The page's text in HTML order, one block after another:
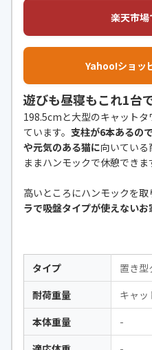
楽天市場
Yahoo!ショッ
遊びも昼寝もこれ1台
198.5cmと大型のキャット
ています。 支柱が6本あるの
や元気のある猫に向いている
ままハンモックで休憩できま
高いところにハンモックを取
ラで吸盤タイプが使えないお
タイプ
置き型
耐荷重量
キャ
本体重量
-